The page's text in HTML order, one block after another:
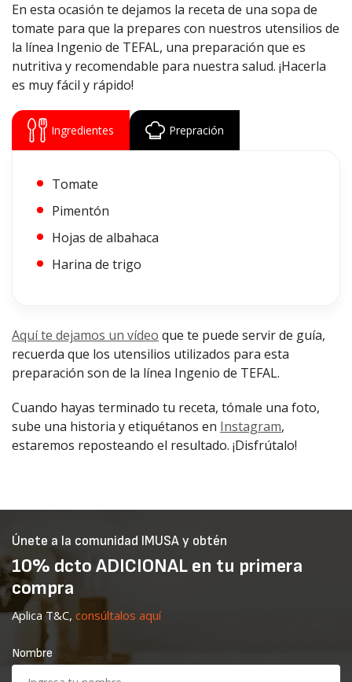
En esta ocasión te dejamos la receta de una sopa de
tomate para que la prepares con nuestros utensilios de
la línea Ingenio de TEFAL, una preparación que es
nutritiva y recomendable para nuestra salud. ¡Hacerla
es muy fácil y rápido!
Ingredientes Prepración
Tomate
Pimentón
Hojas de albahaca
Harina de trigo
Aquí te dejamos un vídeo que te puede servir de guía,
recuerda que los utensilios utilizados para esta
preparación son de la línea Ingenio de TEFAL.
Cuando hayas terminado tu receta, tómale una foto,
sube una historia y etiquétanos en Instagram,
estaremos reposteando el resultado. ¡Disfrútalo!
Únete a la comunidad IMUSA y obtén
10% dcto ADICIONAL en tu primera
compra
Aplica T&C, consúltalos aquí
Nombre